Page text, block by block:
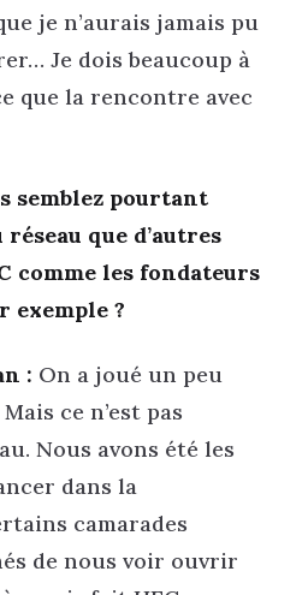
je n’aurais jamais pu
Je dois beaucoup à
que la rencontre avec
semblez pourtant
que d’autres
comme les fondateurs
exemple ?
: On a joué un peu
ce n’est pas
Nous avons été les
dans la
camarades
de nous voir ouvrir